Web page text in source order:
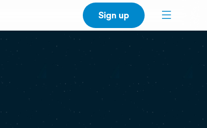
Sign up